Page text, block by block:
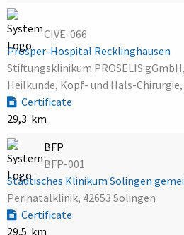
CIVE-066
Prosper-Hospital Recklinghausen
Stiftungsklinikum PROSELIS
Heilkunde, Kopf- und Hals-
Certificate
29,3 km
BFP
BFP-001
Städtisches Klinikum Solingen
Perinatalklinik, 42653 Solingen
Certificate
29,5 km